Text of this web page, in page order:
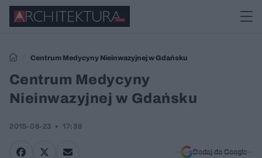
Centrum Medycyny Nieinwazyjnej w Gdańsku
Centrum Medycyny
Nieinwazyjnej w Gdańsku
2015-08-23 17:38
Dodaj do Google